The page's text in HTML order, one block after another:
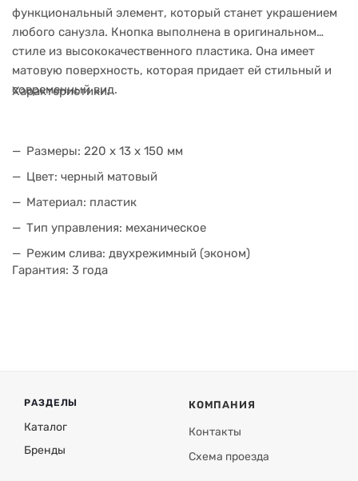
функциональный элемент, который станет украшением
любого санузла. Кнопка выполнена в оригинальном
стиле из высококачественного пластика. Она имеет
матовую поверхность, которая придает ей стильный и
современный вид.
Характеристики:
Размеры: 220 x 13 x 150 мм
Цвет: черный матовый
Материал: пластик
Тип управления: механическое
Режим слива: двухрежимный (эконом)
Гарантия: 3 года
РАЗДЕЛЫ
Каталог
Бренды
КОМПАНИЯ
Контакты
Схема проезда